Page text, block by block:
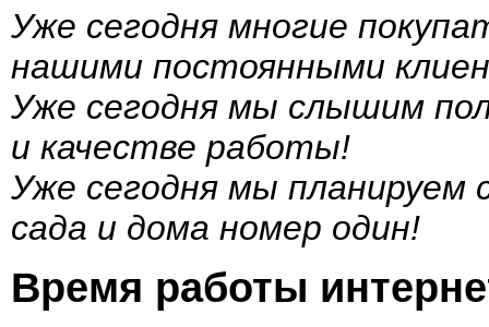
Уже сегодня многие
нашими постоянными
Уже сегодня мы слышим
и качестве работы!
Уже сегодня мы
сада и дома номер один!
Время работы